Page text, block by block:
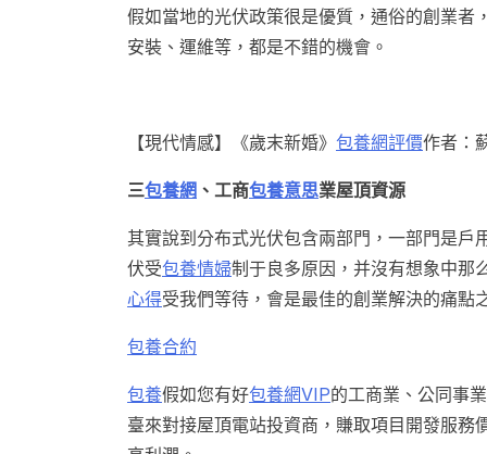
假如當地的光伏政策很是優質，通俗的創業
安裝、運維等，都是不錯的機會。
【現代情感】《歲末新婚》 包養網評價作者：
三包養網 、工商包養意思業屋頂資源
其實說到分布式光伏包含兩部門，一部門是戶
伏受包養情婦制于良多原因，并沒有想象中那
心得受我們等待，會是最佳的創業解決的痛點
包養合約
包養假如您有好包養網VIP的工商業、公同事
臺來對接屋頂電站投資商，賺取項目開發服務